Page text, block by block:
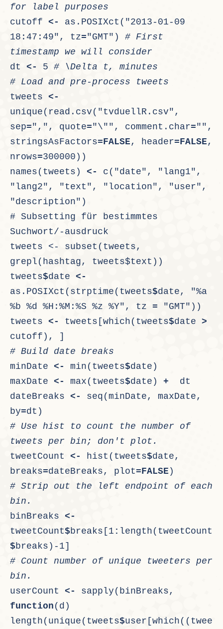
for label purposes
cutoff <-
as.POSIXct("2013-01-09
18:47:49", tz="GMT") # First
timestamp we will consider
dt <- 5 # \Delta t, minutes
# Load and pre-process tweets
tweets <-
unique(read.csv("tvduellR.csv",
sep=",", quote="\"", comment.char="",
stringsAsFactors=FALSE , header=FALSE ,
nrows=300000))
names(tweets) <-
c("date", "lang1",
"lang2", "text", "location", "user",
"description")
# Subsetting für bestimmtes
Suchwort/-ausdruck
tweets <- subset(tweets,
grepl(hashtag, tweets$text))
tweets$date <-
as.POSIXct(strptime(tweets$date, "%a
%b %d %H:%M:%S %z %Y", tz = "GMT"))
tweets <- tweets[which(tweets$date >
cutoff), ]
# Build date breaks
minDate <- min(tweets$date)
maxDate <- max(tweets$date) + dt
dateBreaks <-
seq(minDate, maxDate,
by=dt)
# Use hist to count the number of
tweets per bin; don't plot.
tweetCount <- hist(tweets$date,
breaks=dateBreaks, plot=FALSE )
# Strip out the left endpoint of each
bin.
binBreaks <-
tweetCount$ breaks[1 : length(tweetCount
$ breaks)-1]
# Count number of unique tweeters per
bin.
userCount <-
function (d)
length(unique(tweets$user[which((twee